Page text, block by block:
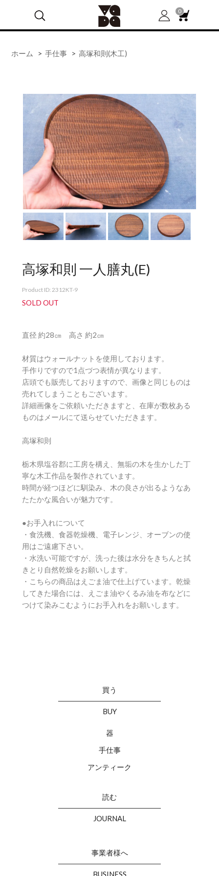
0
ホーム > 手仕事 > 高塚和則(木工)
高塚和則 一人膳丸(E)
Product ID: 2312KT-9
SOLD OUT
直径 約28㎝ 高さ 約2㎝
材質はウォールナットを使用しております。
手作りですので1点づつ表情が異なります。
店頭でも販売しておりますので、画像と同じものは
売れてしまうこともございます。
詳細画像をご依頼いただきますと、在庫が数枚ある
ものはメールにて送らせていただきます。
高塚和則
栃木県塩谷郡に工房を構え、無垢の木を生かした丁
寧な木工作品を製作されています。
時間が経つほどに馴染み、木の良さが出るようなあ
たたかな風合いが魅力です。
●お手入れについて
・食洗機、食器乾燥機、電子レンジ、オーブンの使
用はご遠慮下さい。
・水洗い可能ですが、洗った後は水分をきちんと拭
きとり自然乾燥をお願いします。
・こちらの商品はえごま油で仕上げています。乾燥
してきた場合には、えごま油やくるみ油を布などに
つけて染みこむようにお手入れをお願いします。
買う
BUY
器
手仕事
アンティーク
読む
JOURNAL
事業者様へ
BUSINESS